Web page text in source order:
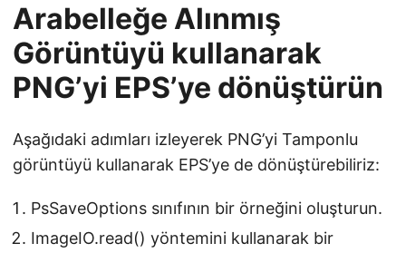
Arabelleğe Alınmış
Görüntüyü kullanarak
PNG’yi EPS’ye dönüştürün
Aşağıdaki adımları izleyerek PNG’yi Tamponlu
görüntüyü kullanarak EPS’ye de dönüştürebiliriz:
PsSaveOptions sınıfının bir örneğini oluşturun.
ImageIO.read() yöntemini kullanarak bir